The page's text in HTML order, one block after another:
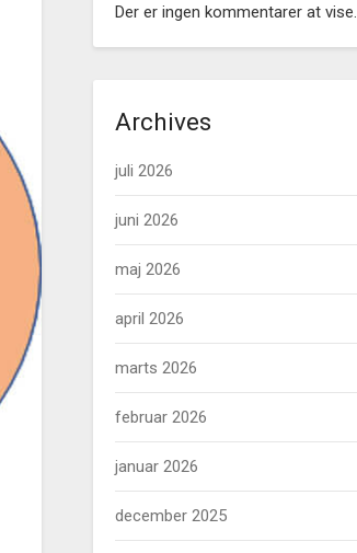
Der er ingen kommentarer at vise.
Archives
juli 2026
juni 2026
maj 2026
april 2026
marts 2026
februar 2026
januar 2026
december 2025